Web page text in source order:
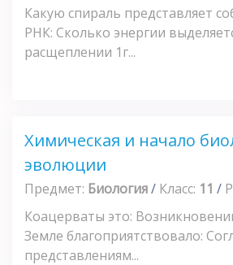
Какую спираль представляет
РНК: Сколько энергии
расщеплении 1г...
Химическая и начало
эволюции
Предмет: Биология/ Класс: 11 /
Коацерваты это:
Земле благоприятствовало:
представлениям...